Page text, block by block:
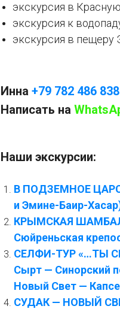
экскурсия в
экскурсия к
экскурсия в пещеру
Инна +79 782 486 838
Написать на
Наши экскурсии:
В ПОДЗЕМНОЕ
и Эмине-Баир-
КРЫМСКАЯ
Сюйреньская
СЕЛФИ-ТУР «…ТЫ
Сырт — Синорский
Новый Свет —
СУДАК — НОВЫЙ